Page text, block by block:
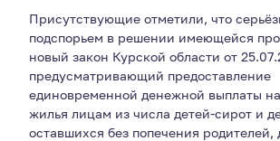
Присутствующие отметили, что
подспорьем в решении имеющейся
новый закон Курской области от
предусматривающий предоставление
единовременной денежной выплаты
жилья лицам из числа детей-сирот и
оставшихся без попечения родителей,